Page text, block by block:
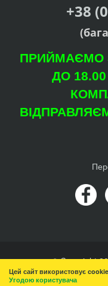
+38
ПРИЙМАЄМО
ДО
© Copyright
Цей сайт використовує
Угодою користувача